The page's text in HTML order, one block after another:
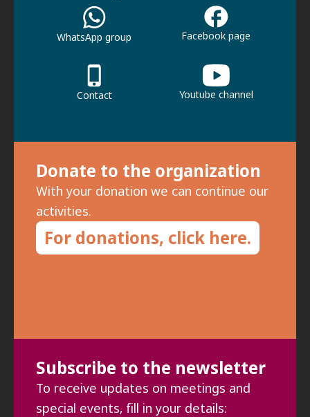
Subscribe to the newsletter
To receive updates on meetings and
special events, fill in your details:
Donate to the organization
With your donation we can continue our
activities.
For donations, click here.
WhatsApp group Facebook page
Contact Youtube channel